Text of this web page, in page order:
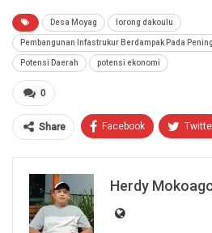
Desa Moyag lorong dakoulu
Pembangunan Infastrukur Berdampak Pada
Potensi Daerah potensi ekonomi
0
Share Facebook
Herdy